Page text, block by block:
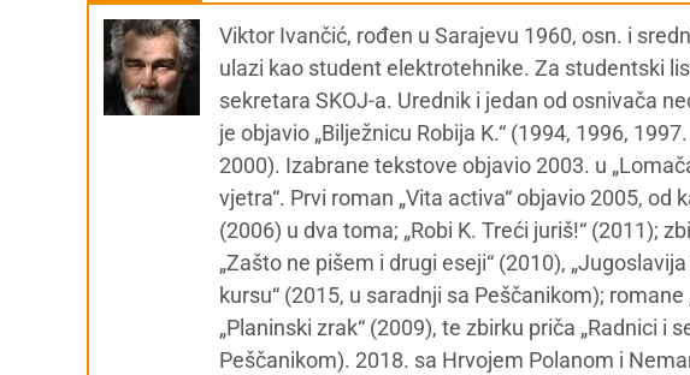
Viktor Ivančić, rođen u Sarajevu 1960, osn. i
ulazi kao student elektrotehnike. Za studentski
sekretara SKOJ-a. Urednik i jedan od osnivača
je objavio „Bilježnicu Robija K.“ (1994, 1996,
2000). Izabrane tekstove objavio 2003. u
vjetra“. Prvi roman „Vita activa“ objavio 2005, od
(2006) u dva toma; „Robi K. Treći juriš!“ (2011);
„Zašto ne pišem i drugi eseji“ (2010),
kursu“ (2015, u saradnji sa Peščanikom);
„Planinski zrak“ (2009), te zbirku priča „Radnici i
Peščanikom). 2018. sa Hrvojem Polanom i